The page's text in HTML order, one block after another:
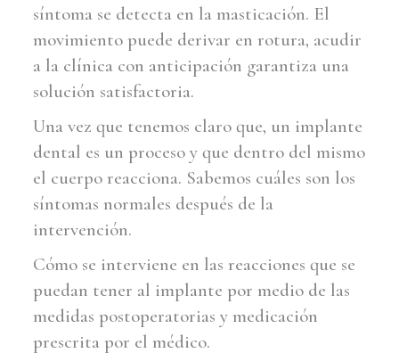
síntoma se detecta en la masticación. El
movimiento puede derivar en rotura, acudir
a la clínica con anticipación garantiza una
solución satisfactoria.
Una vez que tenemos claro que, un implante
dental es un proceso y que dentro del mismo
el cuerpo reacciona. Sabemos cuáles son los
síntomas normales después de la
intervención.
Cómo se interviene en las reacciones que se
puedan tener al implante por medio de las
medidas postoperatorias y medicación
prescrita por el médico.